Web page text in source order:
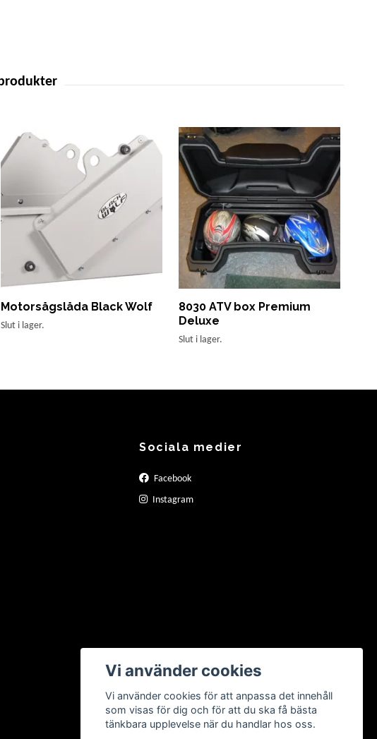
Motorsågslåda Black Wolf
Slut i lager.
8030 ATV box Premium
Deluxe
Slut i lager.
Sociala medier
Facebook
Instagram
Vi använder cookies
Vi använder cookies för att anpassa det innehåll
som visas för dig och för att du ska få bästa
tänkbara upplevelse när du handlar hos oss.